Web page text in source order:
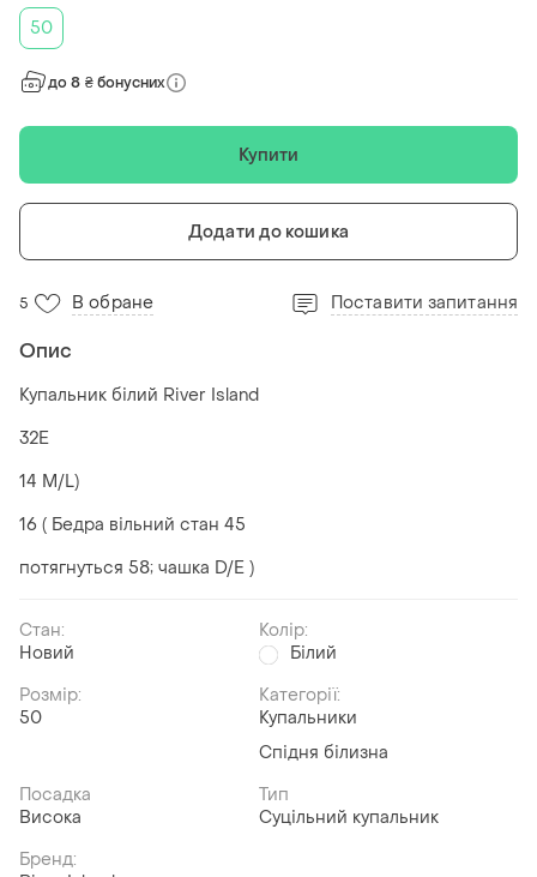
50
до 8 ₴ бонусних
Купити
Додати до кошика
5 В обране Поставити запитання
Опис
Купальник білий River Island
32E
14 M/L)
16 ( Бедра вільний стан 45
потягнуться 58; чашка D/E )
Стан:
Новий
Колір:
Білий
Розмір:
50
Категорії:
Купальники
Спідня білизна
Посадка
Висока
Тип
Суцільний купальник
Бренд: